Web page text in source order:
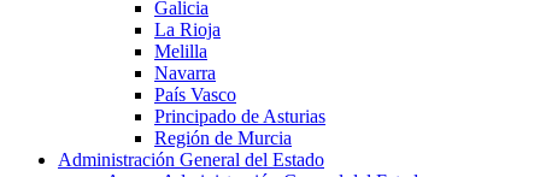
Galicia
La Rioja
Melilla
Navarra
País Vasco
Principado de Asturias
Región de Murcia
Administración General del Estado